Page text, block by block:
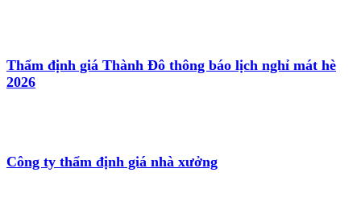
Thẩm định giá Thành Đô thông báo lịch nghỉ mát hè
2026
Công ty thẩm định giá nhà xưởng